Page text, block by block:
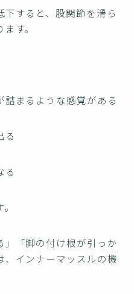
すると、股関節を滑ら
す。
詰まるような感覚がある
る
る
「脚の付け根が引っか
、インナーマッスルの機